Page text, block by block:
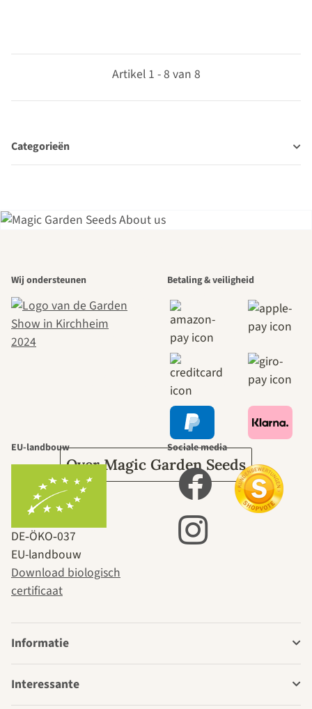
Artikel 1 - 8 van 8
Categorieën
mooiste paden
naar onszelf
leidt door de
tuin.
Over Magic Garden Seeds
Wij ondersteunen Betaling & veiligheid
EU-landbouw
DE‑ÖKO‑037
EU-landbouw
Download biologisch
certificaat
Sociale media
Informatie
Interessante